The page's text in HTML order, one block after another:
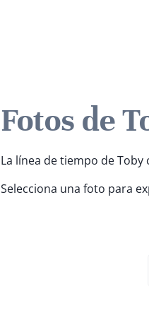
Fotos de
La línea de tiempo de
Selecciona una foto para